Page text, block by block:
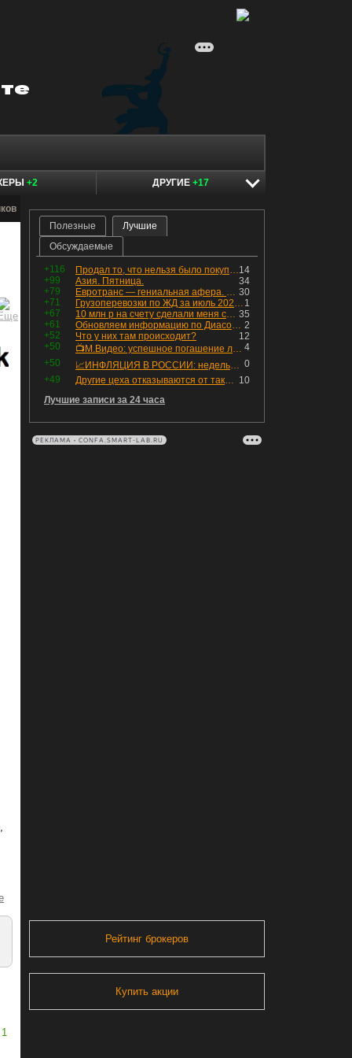
+2 ДРУГИЕ +17
1
Полезные
Лучшие
Обсуждаемые
+116 14
Продал то, что нельзя было покупать. Изменения в портфеле
+99
34
Азия. Пятница.
+79
30
Евротранс — гениальная афера. Собрал с инвесторов денег, выплатил дивидендов больше текущей капитализации и ушёл в дефолт
+71
1
Грузоперевозки по ЖД за июль 2026 г. — четвёртый месяц подряд роста, чёрные металлы на уровне прошлого года, а каменный уголь в плюсе.
+67
35
10 млн р на счету сделали меня счастливым? Ожидание vs Реальность!
+61
2
Обновляем информацию по Диасофту: дивиденды и выкуп
+52
12
Что у них там происходит?
+50
4
📺М.Видео: успешное погашение любимого флоатера
+50
0
📈ИНФЛЯЦИЯ В РОССИИ: недельная дефляция, но в годовом выражении рост 😢
+49
10
Другие цеха отказываются от таких деталей — а мы построили на них производство с оборотом 70 млн
Лучшие записи за 24 часа
РЕКЛАМА • CONFA.SMART-LAB.RU
Рейтинг брокеров
Купить акции